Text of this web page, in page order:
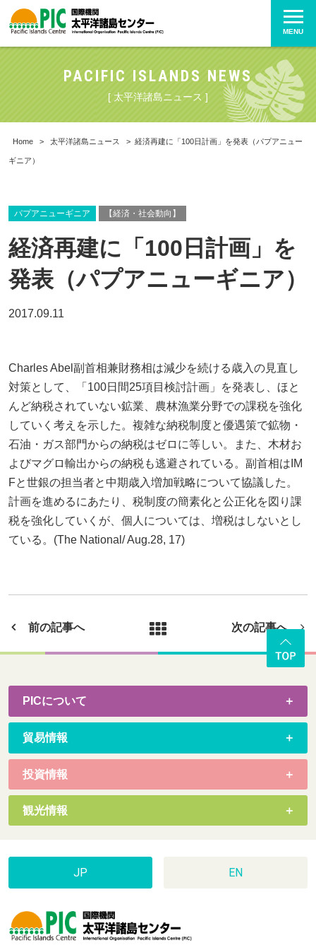
MENU
PACIFIC ISLANDS NEWS
[ 太平洋諸島ニュース ]
Home > 太平洋諸島ニュース > 経済再建に「100日計画」を発表（パプアニュー
ギニア）
パプアニューギニア 【経済・社会動向】
経済再建に「100日計画」を
発表（パプアニューギニア）
2017.09.11
Charles Abel副首相兼財務相は減少を続ける歳入の見直し
対策として、「100日間25項目検討計画」を発表し、ほと
んど納税されていない鉱業、農林漁業分野での課税を強化
していく考えを示した。複雑な納税制度と優遇策で鉱物・
石油・ガス部門からの納税はゼロに等しい。また、木材お
よびマグロ輸出からの納税も逃避されている。副首相はIM
Fと世銀の担当者と中期歳入増加戦略について協議した。
計画を進めるにあたり、税制度の簡素化と公正化を図り課
税を強化していくが、個人については、増税はしないとし
ている。(The National/ Aug.28, 17)
前の記事へ 次の記事へ
PICについて
貿易情報
投資情報
観光情報
JP EN